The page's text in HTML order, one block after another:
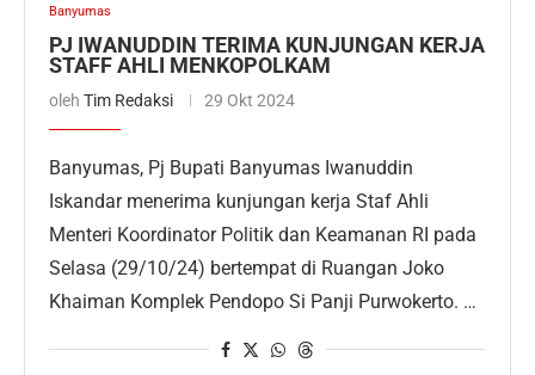
Banyumas
PJ IWANUDDIN TERIMA KUNJUNGAN KERJA
STAFF AHLI MENKOPOLKAM
oleh Tim Redaksi 29 Okt 2024
Banyumas, Pj Bupati Banyumas Iwanuddin
Iskandar menerima kunjungan kerja Staf Ahli
Menteri Koordinator Politik dan Keamanan RI pada
Selasa (29/10/24) bertempat di Ruangan Joko
Khaiman Komplek Pendopo Si Panji Purwokerto. …